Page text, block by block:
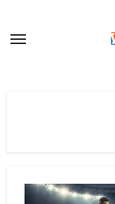
content